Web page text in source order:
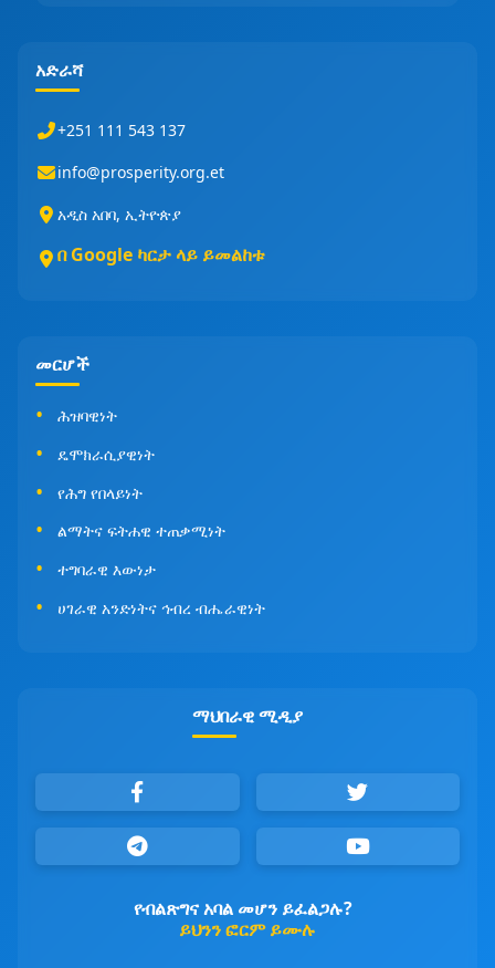
አድራሻ
+251 111 543 137
info@prosperity.org.et
አዲስ አበባ, ኢትዮጵያ
በ Google ካርታ ላይ ይመልከቱ
መርሆች
ሕዝባዊነት
ዴሞክራሲያዊነት
የሕግ የበላይነት
ልማትና ፍትሐዊ ተጠቃሚነት
ተግባራዊ እውነታ
ሀገራዊ አንድነትና ኅብረ ብሔራዊነት
ማህበራዊ ሚዲያ
የብልጽግና አባል መሆን ይፈልጋሉ?
ይህንን ፎርም ይሙሉ